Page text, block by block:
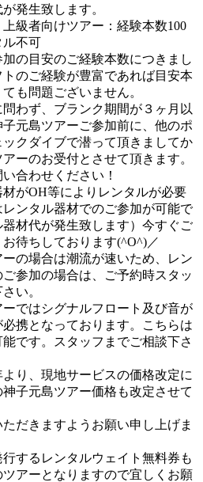
発生致します。
上級者向けツアー：経験本数100
ル不可
の目安のご経験本数につきまし
のご経験が豊富であれば目安本
も問題ございません。
わず、ブランク期間が３ヶ月以
子元島ツアーご参加前に、他のポ
クダイブで潜って頂きましてか
ーのお受付とさせて頂きます。
合わせください！
がOH等によりレンタルが必要
レンタル器材でのご参加が可能で
材代が発生致します）今すぐご
待ちしております(^O^)／
の場合は潮流が速いため、レン
ご参加の場合は、ご予約時スタッ
い。
ではシグナルフロート及び音が
携となっております。こちらは
です。スタッフまでご相談下さ
り、現地サービスの価格改定に
子元島ツアー価格も改定させて
だきますようお願い申し上げま
するレンタルウェイト無料券も
アーとなりますので宜しくお願